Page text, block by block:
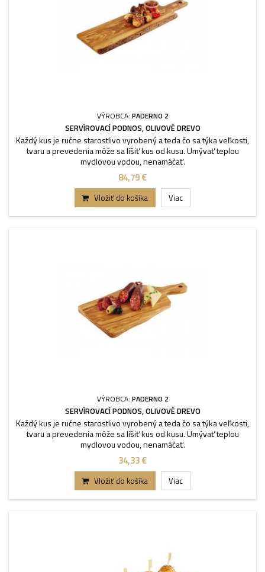
VÝROBCA: PADERNO 2
SERVÍROVACÍ PODNOS, OLIVOVÉ DREVO
Každý kus je ručne starostlivo vyrobený a teda čo sa týka veľkosti,
tvaru a prevedenia môže sa líšiť kus od kusu. Umývať teplou
mydlovou vodou, nenamáčať.
84,79 €
Vložiť do košíka Viac
VÝROBCA: PADERNO 2
SERVÍROVACÍ PODNOS, OLIVOVÉ DREVO
Každý kus je ručne starostlivo vyrobený a teda čo sa týka veľkosti,
tvaru a prevedenia môže sa líšiť kus od kusu. Umývať teplou
mydlovou vodou, nenamáčať.
34,33 €
Vložiť do košíka Viac